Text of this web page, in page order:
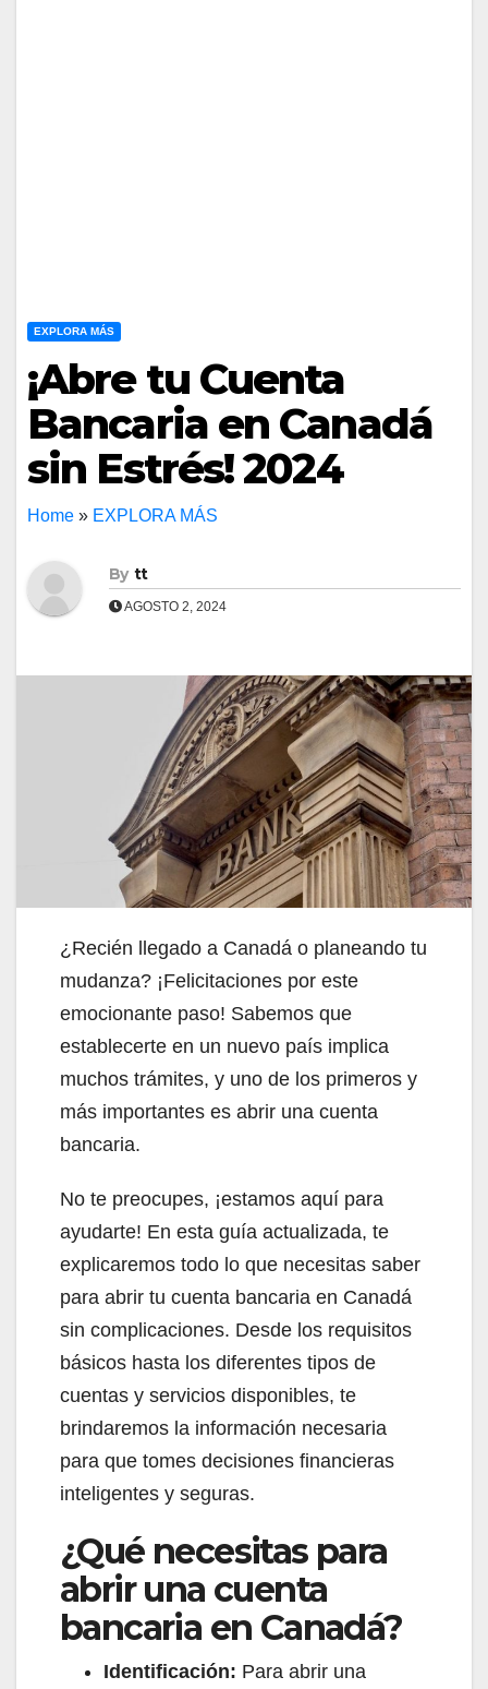
EXPLORA MÁS
¡Abre tu Cuenta
Bancaria en Canadá
sin Estrés! 2024
Home » EXPLORA MÁS
By tt
AGOSTO 2, 2024
¿Recién llegado a Canadá o planeando tu
mudanza? ¡Felicitaciones por este
emocionante paso! Sabemos que
establecerte en un nuevo país implica
muchos trámites, y uno de los primeros y
más importantes es abrir una cuenta
bancaria.
No te preocupes, ¡estamos aquí para
ayudarte! En esta guía actualizada, te
explicaremos todo lo que necesitas saber
para abrir tu cuenta bancaria en Canadá
sin complicaciones. Desde los requisitos
básicos hasta los diferentes tipos de
cuentas y servicios disponibles, te
brindaremos la información necesaria
para que tomes decisiones financieras
inteligentes y seguras.
¿Qué necesitas para
abrir una cuenta
bancaria en Canadá?
Identificación: Para abrir una